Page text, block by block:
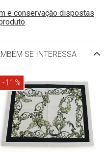
e conservação dispostas
SE INTERESSA
-11%